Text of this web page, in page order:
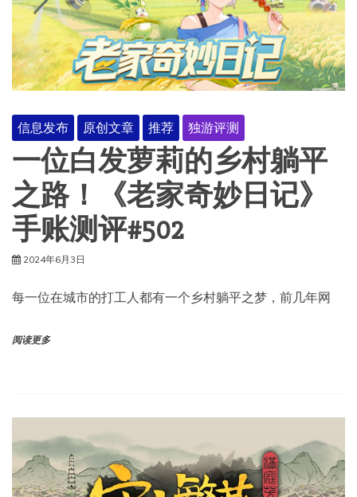
信息发布 原创文章 推荐 独游评测
一位白发萝莉的乡村躺平
之路！《老家奇妙日记》
手账测评#502
2024年6月3日
每一位在城市的打工人都有一个乡村躺平之梦，前几年网
阅读更多